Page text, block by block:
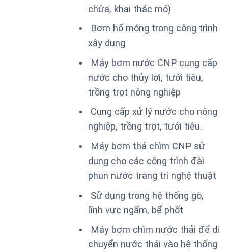
chứa, khai thác mỏ)
Bơm hố móng trong công trình
xây dụng
Máy bơm nước CNP cung cấp
nước cho thủy lợi, tưới tiêu,
trồng trọt nông nghiệp
Cung cấp xử lý nước cho nông
nghiệp, trồng trọt, tưới tiêu.
Máy bơm thả chìm CNP sử
dụng cho các công trình đài
phun nước trang trí nghệ thuật
Sử dụng trong hệ thống gò,
lĩnh vực ngấm, bể phốt
Máy bơm chìm nước thải để di
chuyển nước thải vào hệ thống